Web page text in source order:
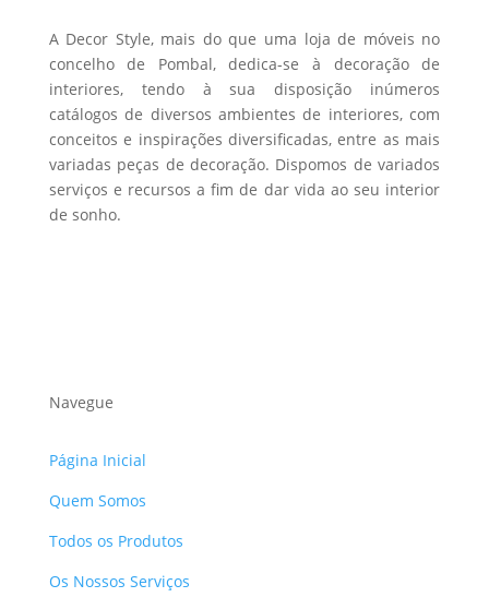
the
product
page
A Decor Style, mais do que uma loja de móveis no
concelho de Pombal, dedica-se à decoração de
interiores, tendo à sua disposição inúmeros
catálogos de diversos ambientes de interiores, com
conceitos e inspirações diversificadas, entre as mais
variadas peças de decoração. Dispomos de variados
serviços e recursos a fim de dar vida ao seu interior
de sonho.
Navegue
Página Inicial
Quem Somos
Todos os Produtos
Os Nossos Serviços